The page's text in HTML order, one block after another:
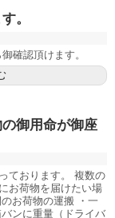
。
確認頂けます。
御用命が御座
ております。 複数の
お荷物を届けたい場
お荷物の運搬 ・一
ンに重量（ドライバ